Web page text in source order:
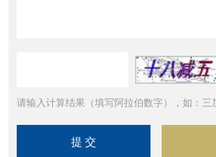
请输入计算结果（填写阿拉伯数字），如：三